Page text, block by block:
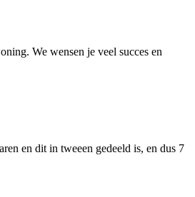
We wensen je veel succes en
en dit in tweeen gedeeld is, en dus 7